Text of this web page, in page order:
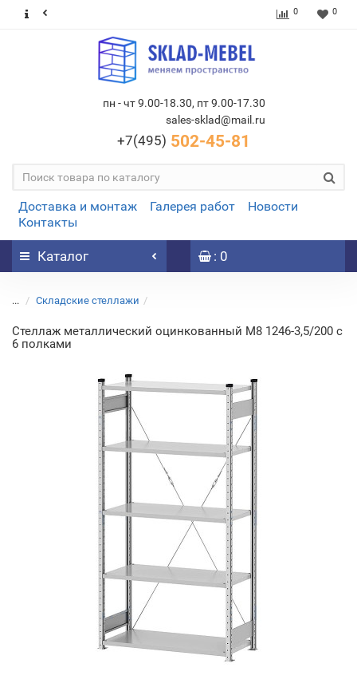
0 0
пн - чт 9.00-18.30, пт 9.00-17.30
sales-sklad@mail.ru
+7(495) 502-45-81
Доставка и монтаж Галерея работ
Новости
Контакты
Каталог : 0
... Складские стеллажи
Стеллаж металлический оцинкованный М8 1246-3,5/200 c
6 полками